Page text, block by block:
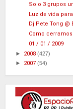
Solo 3 grupos
Luz de vida
Dj Pete Tong @
Como cerramos
01 / 01 / 2009
► 2008 (427)
► 2007 (54)